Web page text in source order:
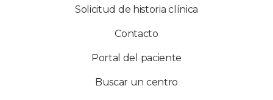
Solicitud de historia clínica
Contacto
Portal del paciente
Buscar un centro